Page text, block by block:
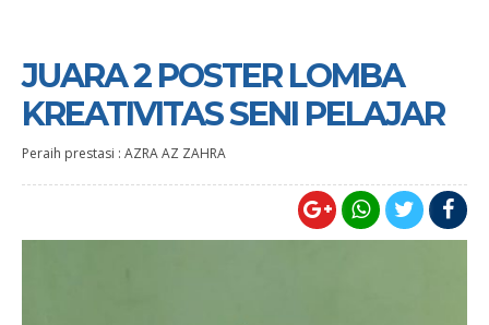
JUARA 2 POSTER LOMBA
KREATIVITAS SENI PELAJAR
Peraih prestasi : AZRA AZ ZAHRA